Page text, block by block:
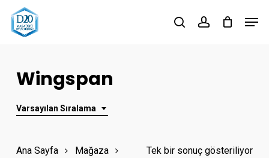
Skip
searchaccount
Wingspan
Varsayılan Sıralama
Tek bir sonuç gösteriliyor
Ana Sayfa Mağaza